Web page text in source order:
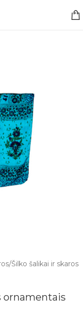
už 30€!!
/Šilko šalikai ir skaros
ornamentais